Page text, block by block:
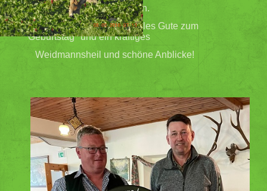
einige Stunden verbringen.
Den beiden nochmals "Alles Gute zum
Geburtstag" und ein kräftiges
Weidmannsheil und schöne Anblicke!